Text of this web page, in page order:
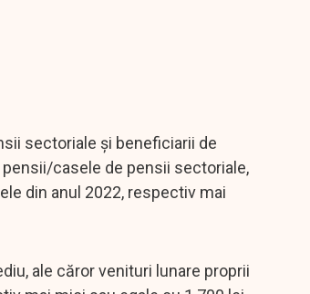
sectoriale și beneficiarii de
casele de pensii sectoriale,
din anul 2022, respectiv mai
ale căror venituri lunare proprii